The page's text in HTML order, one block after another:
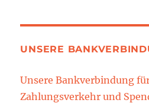
UNSERE
Unsere Bankverbindung
Zahlungsverkehr und